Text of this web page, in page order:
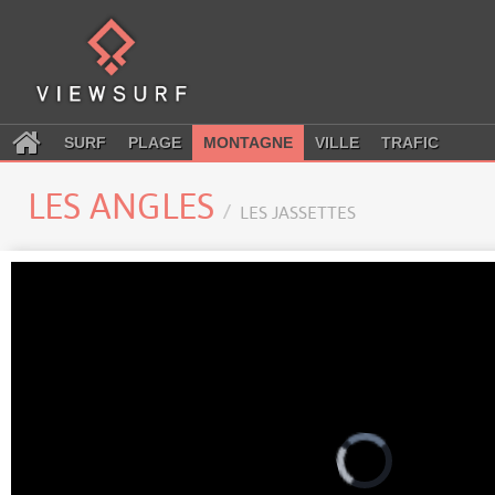
SURF PLAGE MONTAGNE VILLE TRAFIC
LES ANGLES LES JASSETTES